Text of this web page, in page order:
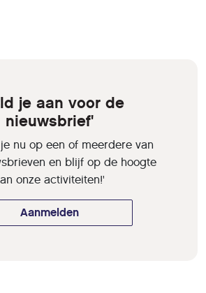
je aan voor de
nieuwsbrief'
nu op een of meerdere van
en blijf op de hoogte
onze activiteiten!'
Aanmelden